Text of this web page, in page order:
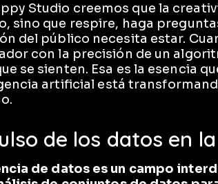
Studio creemos que la
sino que respire, haga
del público necesita estar.
con la precisión de un
se sienten. Esa es la esencia
artificial está
de los datos en
de datos es un campo